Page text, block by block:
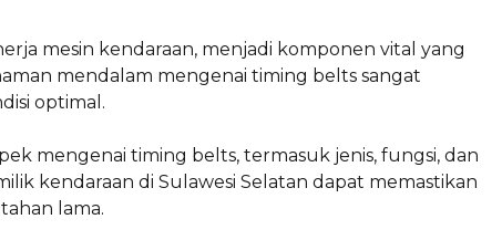
mesin kendaraan, menjadi komponen vital yang
mendalam mengenai timing belts sangat
optimal.
mengenai timing belts, termasuk jenis, fungsi, dan
kendaraan di Sulawesi Selatan dapat memastikan
lama.